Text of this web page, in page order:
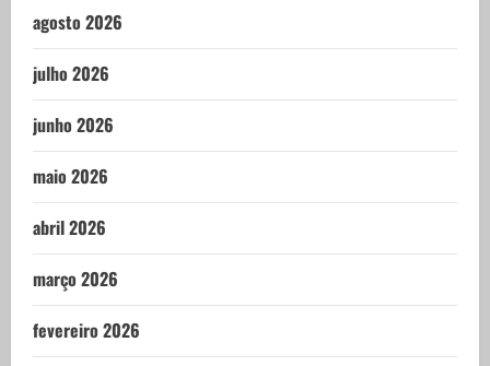
agosto 2026
julho 2026
junho 2026
maio 2026
abril 2026
março 2026
fevereiro 2026